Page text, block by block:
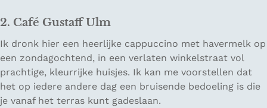
2. Café Gustaff Ulm
Ik dronk hier een heerlijke cappuccino met havermelk op
een zondagochtend, in een verlaten winkelstraat vol
prachtige, kleurrijke huisjes. Ik kan me voorstellen dat
het op iedere andere dag een bruisende bedoeling is die
je vanaf het terras kunt gadeslaan.